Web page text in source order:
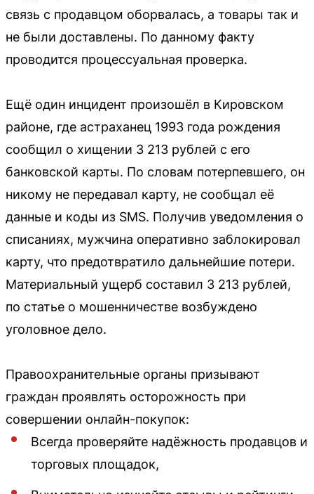
связь с продавцом оборвалась, а товары так и
не были доставлены. По данному факту
проводится процессуальная проверка.
Ещё один инцидент произошёл в Кировском
районе, где астраханец 1993 года рождения
сообщил о хищении 3 213 рублей с его
банковской карты. По словам потерпевшего, он
никому не передавал карту, не сообщал её
данные и коды из SMS. Получив уведомления о
списаниях, мужчина оперативно заблокировал
карту, что предотвратило дальнейшие потери.
Материальный ущерб составил 3 213 рублей,
по статье о мошенничестве возбуждено
уголовное дело.
Правоохранительные органы призывают
граждан проявлять осторожность при
совершении онлайн-покупок:
Всегда проверяйте надёжность продавцов и
торговых площадок,